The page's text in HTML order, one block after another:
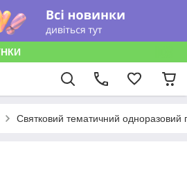
Святковий тематичний одноразовий